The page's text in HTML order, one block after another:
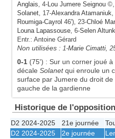
Anglais, 4-Lou Jumere Seignou ©,
Solanet, 17-Alexandra Atamaniuk,
Roumiga-Cayrol 46'), 23-Chloé
Louna Lapassouse, 6-Selen
Entr.: Antoine Gérard
Non utilisées : 1-Marie Cimatti,
0-1 (75') : Sur un corner joué
décale Solanetqui enroule un
surface par Jumere du droit
gauche de la gardienne
Historique de l'opposition
D2 2024-2025 21e journée
D2 2024-2025
2e journée